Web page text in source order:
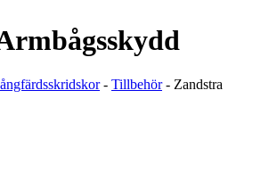
- Tillbehör- Zandstra